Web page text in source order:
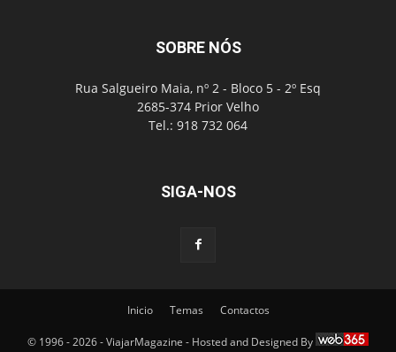
SOBRE NÓS
Rua Salgueiro Maia, nº 2 - Bloco 5 - 2º Esq
2685-374 Prior Velho
Tel.: 918 732 064
SIGA-NOS
Inicio Temas Contactos
© 1996 - 2026 - ViajarMagazine - Hosted and Designed By